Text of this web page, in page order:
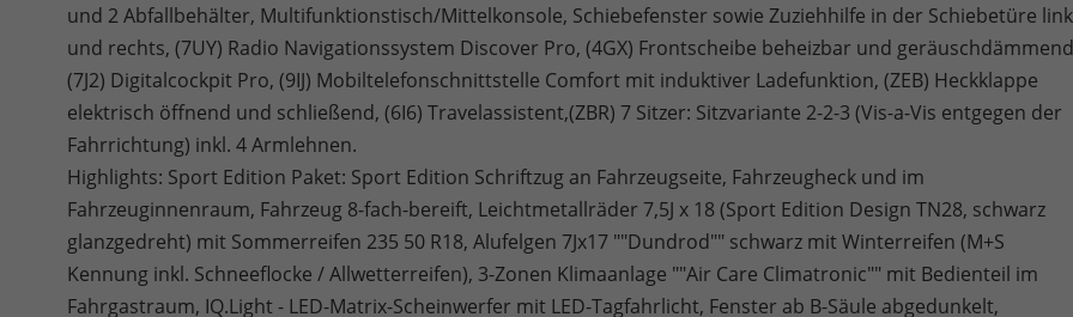
und 2 Abfallbehälter, Multifunktionstisch/Mittelkonsole, Schiebefenster sowie Zuziehhilfe in der Schiebetüre
und rechts, (7UY) Radio Navigationssystem Discover Pro, (4GX) Frontscheibe beheizbar und
(7J2) Digitalcockpit Pro, (9IJ) Mobiltelefonschnittstelle Comfort mit induktiver Ladefunktion, (ZEB) Heckklappe
elektrisch öffnend und schließend, (6I6) Travelassistent,(ZBR) 7 Sitzer: Sitzvariante 2-2-3 (Vis-a-Vis entgegen der
Fahrrichtung) inkl. 4 Armlehnen.
Highlights: Sport Edition Paket: Sport Edition Schriftzug an Fahrzeugseite, Fahrzeugheck und im
Fahrzeuginnenraum, Fahrzeug 8-fach-bereift, Leichtmetallräder 7,5J x 18 (Sport Edition Design TN28, schwarz
glanzgedreht) mit Sommerreifen 235 50 R18, Alufelgen 7Jx17 ""Dundrod"" schwarz mit Winterreifen (M+S
Kennung inkl. Schneeflocke / Allwetterreifen), 3-Zonen Klimaanlage ""Air Care Climatronic"" mit Bedienteil im
Fahrgastraum, IQ.Light - LED-Matrix-Scheinwerfer mit LED-Tagfahrlicht, Fenster ab B-Säule abgedunkelt,